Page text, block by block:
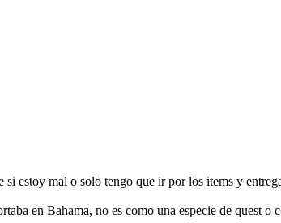
si estoy mal o solo tengo que ir por los items y
en Bahama, no es como una especie de quest o